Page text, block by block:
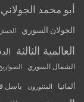
أبو محمد الجولاني
الجولان السوري
العالمية الثالثة
الشمال السوري
ألمانيا المتنورون باسل